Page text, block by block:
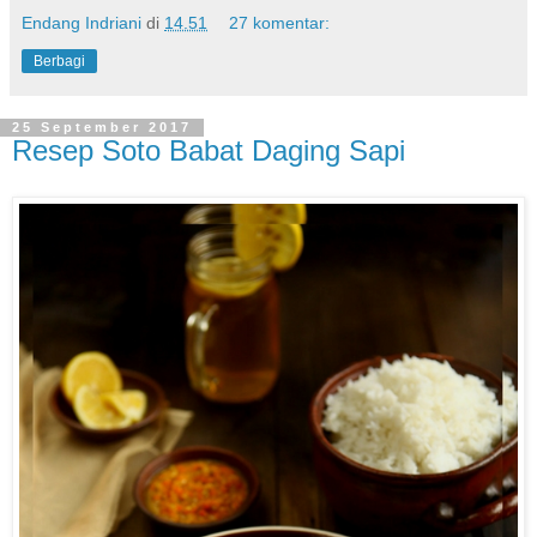
Endang Indriani di 14.51 27 komentar:
Berbagi
25 September 2017
Resep Soto Babat Daging Sapi